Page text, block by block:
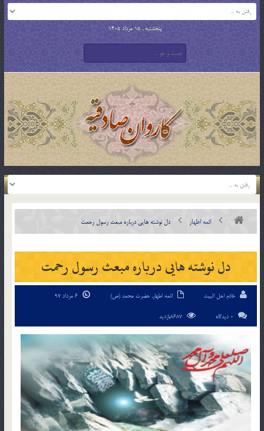
پنجشنبه , 15 مرداد 1405
ائمه اطهار دل نوشته هایی درباره مبعث رسول رحمت
دل نوشته هایی درباره مبعث رسول رحمت
خادم اهل البیت ائمه اطهار, حضرت محمد (ص)
0 دیدگاه